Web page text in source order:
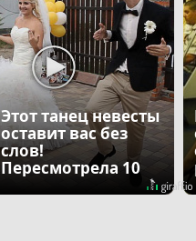
Этот танец невесты
оставит вас без
слов!
Пересмотрела 10